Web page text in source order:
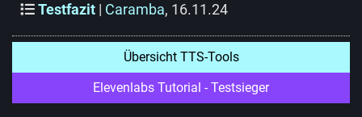
Testfazit | Caramba, 16.11.24
Übersicht TTS-Tools
Elevenlabs Tutorial - Testsieger